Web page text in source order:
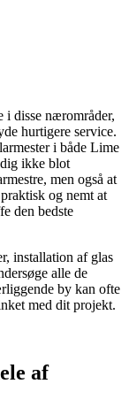
i disse nærområder,
hurtigere service.
i både Lime
ikke blot
men også at
og nemt at
den bedste
installation af glas
alle de
by kan ofte
med dit projekt.
af